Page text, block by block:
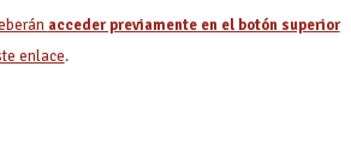
acceder previamente en el botón superior
enlace.